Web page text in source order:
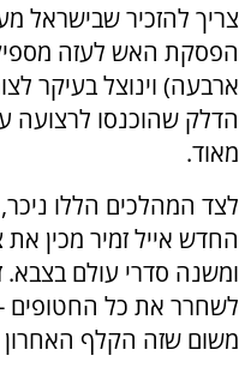
צריך להזכיר שבישראל
הפסקת האש לעזה
ארבעה) וינוצל בעיקר
הדלק שהוכנסו לרצועה
מאוד.
לצד המהלכים הללו
החדש אייל זמיר מכין
ומשנה סדרי עולם
לשחרר את כל החטופים -
משום שזה הקלף האחרון